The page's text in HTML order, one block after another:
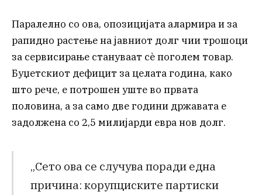
Паралелно со ова, опозицијата алармира и за
рапидно растење на јавниот долг чии трошоци
за сервисирање стануваат сè поголем товар.
Буџетскиот дефицит за целата година, како
што рече, е потрошен уште во првата
половина, а за само две години државата е
задолжена со 2,5 милијарди евра нов долг.
„Сето ова се случува поради една
причина: корупциските партиски